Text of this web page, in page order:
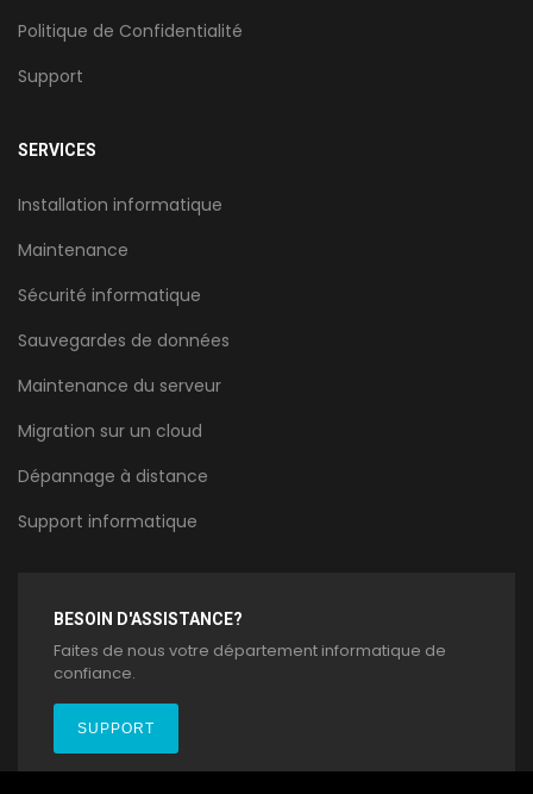
Politique de Confidentialité
Support
SERVICES
Installation informatique
Maintenance
Sécurité informatique
Sauvegardes de données
Maintenance du serveur
Migration sur un cloud
Dépannage à distance
Support informatique
BESOIN D'ASSISTANCE?
Faites de nous votre département informatique de
confiance.
SUPPORT